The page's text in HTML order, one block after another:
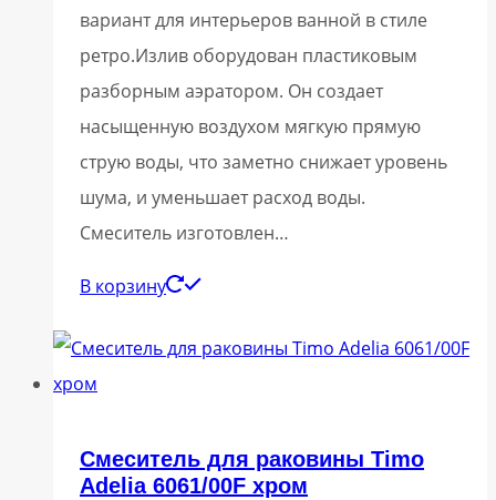
вариант для интерьеров ванной в стиле
ретро.Излив оборудован пластиковым
разборным аэратором. Он создает
насыщенную воздухом мягкую прямую
струю воды, что заметно снижает уровень
шума, и уменьшает расход воды.
Смеситель изготовлен…
В корзину
Смеситель для раковины Timo
Adelia 6061/00F хром